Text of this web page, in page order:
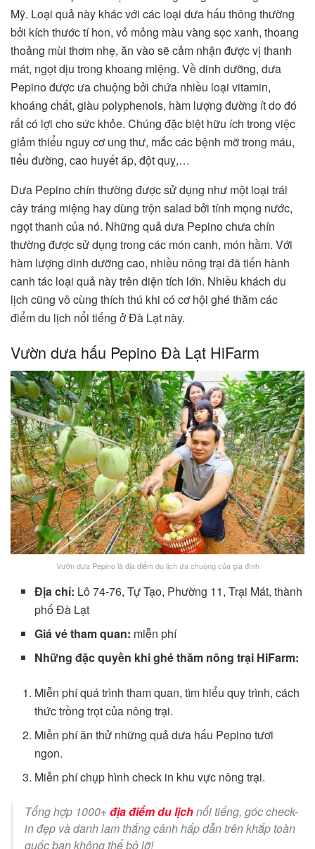
Mỹ. Loại quả này khác với các loại dưa hấu thông thường
bởi kích thước tí hon, vỏ mỏng màu vàng sọc xanh, thoang
thoảng mùi thơm nhẹ, ăn vào sẽ cảm nhận được vị thanh
mát, ngọt dịu trong khoang miệng. Về dinh dưỡng, dưa
Pepino được ưa chuộng bởi chứa nhiều loại vitamin,
khoáng chất, giàu polyphenols, hàm lượng đường ít do đó
rất có lợi cho sức khỏe. Chúng đặc biệt hữu ích trong việc
giảm thiểu nguy cơ ung thư, mắc các bệnh mỡ trong máu,
tiểu đường, cao huyết áp, đột quỵ,…
Dưa Pepino chín thường được sử dụng như một loại trái
cây tráng miệng hay dùng trộn salad bởi tính mọng nước,
ngọt thanh của nó. Những quả dưa Pepino chưa chín
thường được sử dụng trong các món canh, món hầm. Với
hàm lượng dinh dưỡng cao, nhiều nông trại đã tiến hành
canh tác loại quả này trên diện tích lớn. Nhiều khách du
lịch cũng vô cùng thích thú khi có cơ hội ghé thăm các
điểm du lịch nổi tiếng ở Đà Lạt này.
Vườn dưa hấu Pepino Đà Lạt HiFarm
Vườn dưa Pepino là địa điểm du lịch ưa chuộng của gia đình
Địa chỉ: Lô 74-76, Tự Tạo, Phường 11, Trại Mát, thành
phố Đà Lạt
Giá vé tham quan: miễn phí
Những đặc quyền khi ghé thăm nông trại HiFarm:
Miễn phí quá trình tham quan, tìm hiểu quy trình, cách
thức trồng trọt của nông trại.
Miễn phí ăn thử những quả dưa hấu Pepino tươi
ngon.
Miễn phí chụp hình check in khu vực nông trại.
Tổng hợp 1000+địa điểm du lịchnổi tiếng, góc check-
in đẹp và danh lam thắng cảnh hấp dẫn trên khắp toàn
quốc bạn không thể bỏ lỡ!